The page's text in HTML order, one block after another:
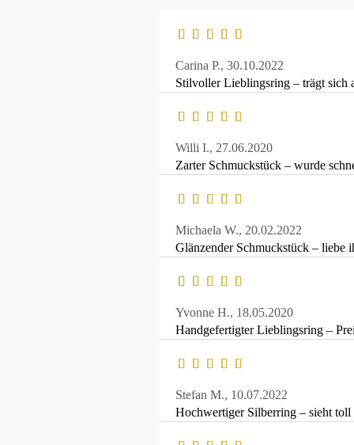
Carina P., 30.10.2022
Stilvoller Lieblingsring – trägt sich
Willi I., 27.06.2020
Zarter Schmuckstück – wurde
Michaela W., 20.02.2022
Glänzender Schmuckstück – liebe
Yvonne H., 18.05.2020
Handgefertigter Lieblingsring –
Stefan M., 10.07.2022
Hochwertiger Silberring – sieht toll